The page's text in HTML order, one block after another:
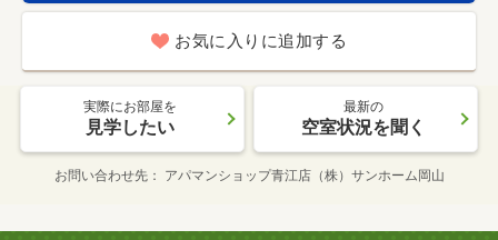
お気に入りに追加する
実際にお部屋を
見学したい
最新の
空室状況を聞く
お問い合わせ先 アパマンショップ青江店（株）サンホーム岡山